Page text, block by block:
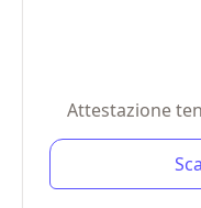
Attestazione